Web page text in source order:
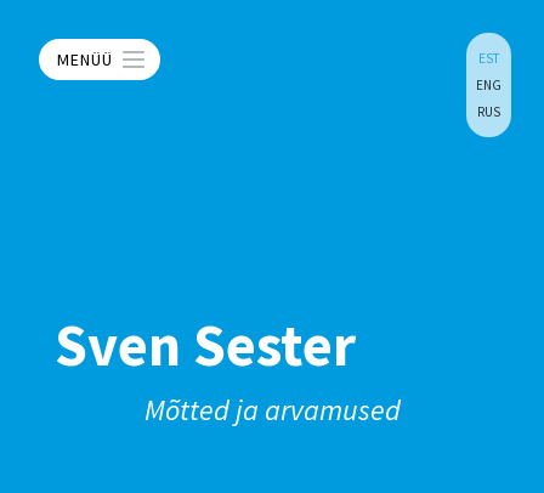
MENÜÜ
EST
ENG
RUS
Sven Sester
Mõtted ja arvamused